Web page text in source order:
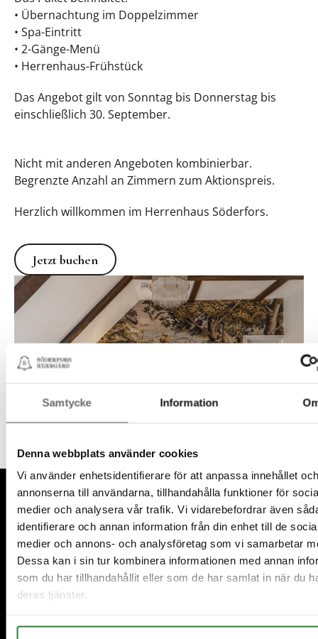
Samtycke Information
Denna webbplats använder cookies
Vi använder enhetsidentifierare för att anpassa innehållet och
annonserna till användarna, tillhandahålla funktioner för
medier och analysera vår trafik. Vi vidarebefordrar även
identifierare och annan information från din enhet till de
medier och annons- och analysföretag som vi samarbetar
Dessa kan i sin tur kombinera informationen med annan
som du har tillhandahållit eller som de har samlat in när du
deras tjänster.
• Übernachtung im Doppelzimmer
• Spa-Eintritt
• 2-Gänge-Menü
• Herrenhaus-Frühstück
Das Angebot gilt von Sonntag bis Donnerstag bis
einschließlich 30. September.
Nicht mit anderen Angeboten kombinierbar.
Begrenzte Anzahl an Zimmern zum Aktionspreis.
Herzlich willkommen im Herrenhaus Söderfors.
Jetzt buchen
Jetzt buchen
Fußzeile